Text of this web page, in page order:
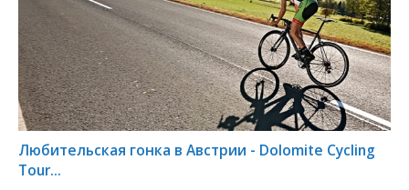
Любительская гонка в Австрии - Dolomite Cycling
Tour...